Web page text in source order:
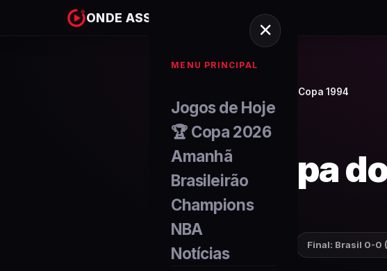
ONDE ASSISTIR
MENU PRINCIPAL
Jogos de Hoje
🏆 Copa 2026
Amanhã
Brasileirão
Champions
NBA
Notícias
Copa 1994
Copa
Final: Brasil 0-0